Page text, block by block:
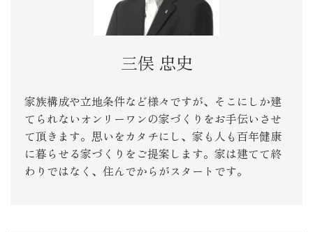
三俣 忠史
家族構成や立地条件など様々ですが、そこにしか建
てられないオンリーワンの家づくりをお手伝いさせ
て頂きます。思いをカタチにし、家も人も百年健康
に暮らせる家づくりをご提案します。家は建てて終
わりではなく、住んでからがスタートです。